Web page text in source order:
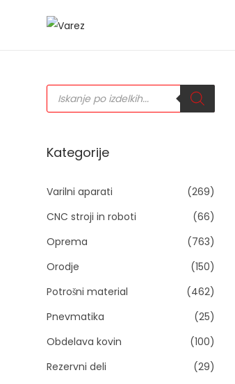
t
n
v
a
t
i
t
c
n
n
t
P
o
t
s
a
r
h
Kategorije
Varilni aparati
(269)
CNC stroji in roboti
(66)
Oprema
(763)
Orodje
(150)
Potrošni material
(462)
Pnevmatika
(25)
Obdelava kovin
(100)
Rezervni deli
(29)